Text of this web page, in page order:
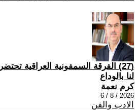
(27) الفرقة السمفونية العراقية
لنا بالوداع
كرم نعمة
2026 / 8 / 6
الادب والفن